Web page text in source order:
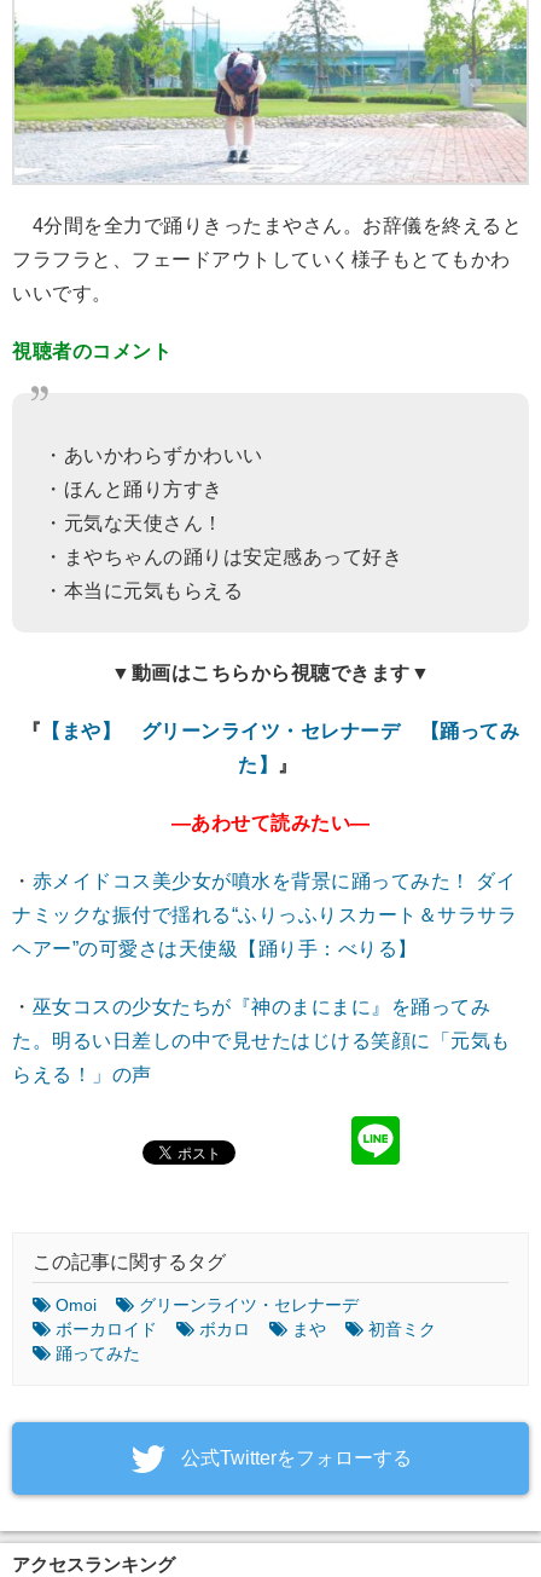
4分間を全力で踊りきったまやさん。お辞儀を終えると
フラフラと、フェードアウトしていく様子もとてもかわ
いいです。
視聴者のコメント
・あいかわらずかわいい
・ほんと踊り方すき
・元気な天使さん！
・まやちゃんの踊りは安定感あって好き
・本当に元気もらえる
▼動画はこちらから視聴できます▼
『 【まや】 グリーンライツ・セレナーデ 【踊ってみ
た】
』
―あわせて読みたい―
・ 赤メイドコス美少女が噴水を背景に踊ってみた！ ダイ
ナミックな振付で揺れる“ふりっふりスカート＆サラサラ
ヘアー”の可愛さは天使級【踊り手：べりる】
・ 巫女コスの少女たちが『神のまにまに』を踊ってみ
た。明るい日差しの中で見せたはじける笑顔に「元気も
らえる！」の声
この記事に関するタグ
Omoi
グリーンライツ・セレナーデ
ボーカロイド
ボカロ まや
初音ミク
踊ってみた
‎公式Twitterをフォローする
アクセスランキング